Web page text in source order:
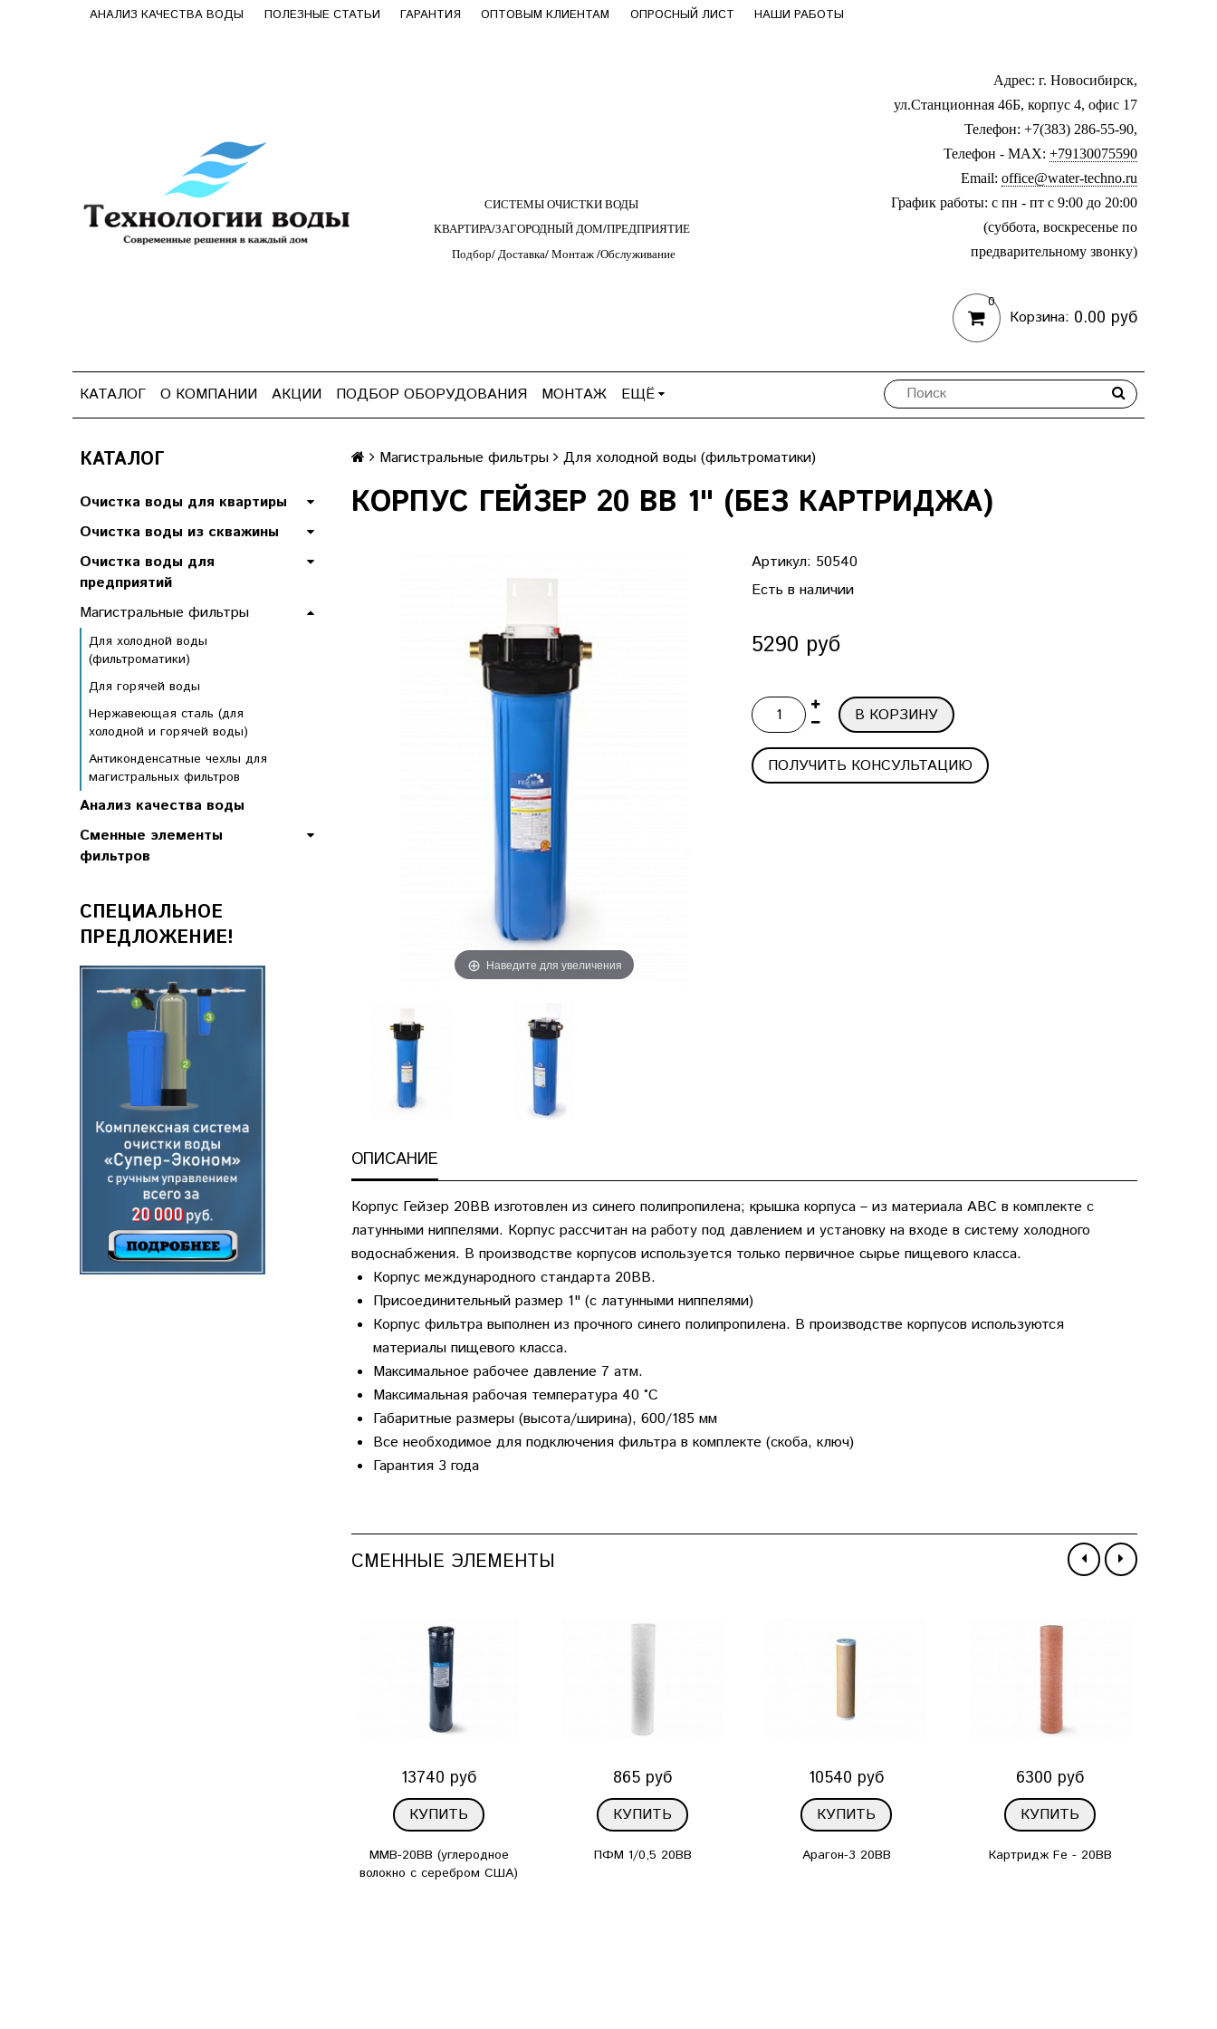
АНАЛИЗ КАЧЕСТВА ВОДЫ ПОЛЕЗНЫЕ СТАТЬИ ГАРАНТИЯ ОПТОВЫМ КЛИЕНТАМ ОПРОСНЫЙ ЛИСТ НАШИ РАБОТЫ
СИСТЕМЫ ОЧИСТКИ ВОДЫ
КВАРТИРА/ЗАГОРОДНЫЙ ДОМ/ПРЕДПРИЯТИЕ
Подбор/Доставка/Монтаж/Обслуживание
Адрес: г. Новосибирск,
ул.Станционная 46Б, корпус 4, офис 17
Телефон: +7(383) 286-55-90,
Телефон - MAX: +79130075590
Email: office@water-techno.ru
График работы: с пн - пт с 9:00 до 20:00
(суббота, воскресенье по
предварительному звонку)
0
Корзина: 0.00 руб
КАТАЛОГ О КОМПАНИИ АКЦИИ ПОДБОР ОБОРУДОВАНИЯ МОНТАЖ ЕЩЁ
КАТАЛОГ
Очистка воды для квартиры
Очистка воды из скважины
Очистка воды для
предприятий
Магистральные фильтры
Для холодной воды
(фильтроматики)
Для горячей воды
Нержавеющая сталь (для
холодной и горячей воды)
Антиконденсатные чехлы для
магистральных фильтров
Анализ качества воды
Сменные элементы
фильтров
СПЕЦИАЛЬНОЕ
ПРЕДЛОЖЕНИЕ!
Магистральные фильтры Для холодной воды (фильтроматики)
КОРПУС ГЕЙЗЕР 20 ВВ 1" (БЕЗ КАРТРИДЖА)
Наведите для увеличения
Артикул: 50540
Есть в наличии
5290 руб
В КОРЗИНУ
ПОЛУЧИТЬ КОНСУЛЬТАЦИЮ
ОПИСАНИЕ
Корпус Гейзер 20BB изготовлен из синего полипропилена; крышка корпуса – из материала АВС в комплекте с
латунными ниппелями. Корпус рассчитан на работу под давлением и установку на входе в систему холодного
водоснабжения. В производстве корпусов используется только первичное сырье пищевого класса.
Корпус международного стандарта 20ВВ.
Присоединительный размер 1" (с латунными ниппелями)
Корпус фильтра выполнен из прочного синего полипропилена. В производстве корпусов используются
материалы пищевого класса.
Максимальное рабочее давление 7 атм.
Максимальная рабочая температура 40 °С
Габаритные размеры (высота/ширина), 600/185 мм
Все необходимое для подключения фильтра в комплекте (скоба, ключ)
Гарантия 3 года
СМЕННЫЕ ЭЛЕМЕНТЫ
13740 руб
КУПИТЬ
MMB-20BB (углеродное
волокно с серебром США)
865 руб
КУПИТЬ
ПФМ 1/0,5 20BB
10540 руб
КУПИТЬ
Арагон-3 20ВВ
6300 руб
КУПИТЬ
Картридж Fe - 20BB